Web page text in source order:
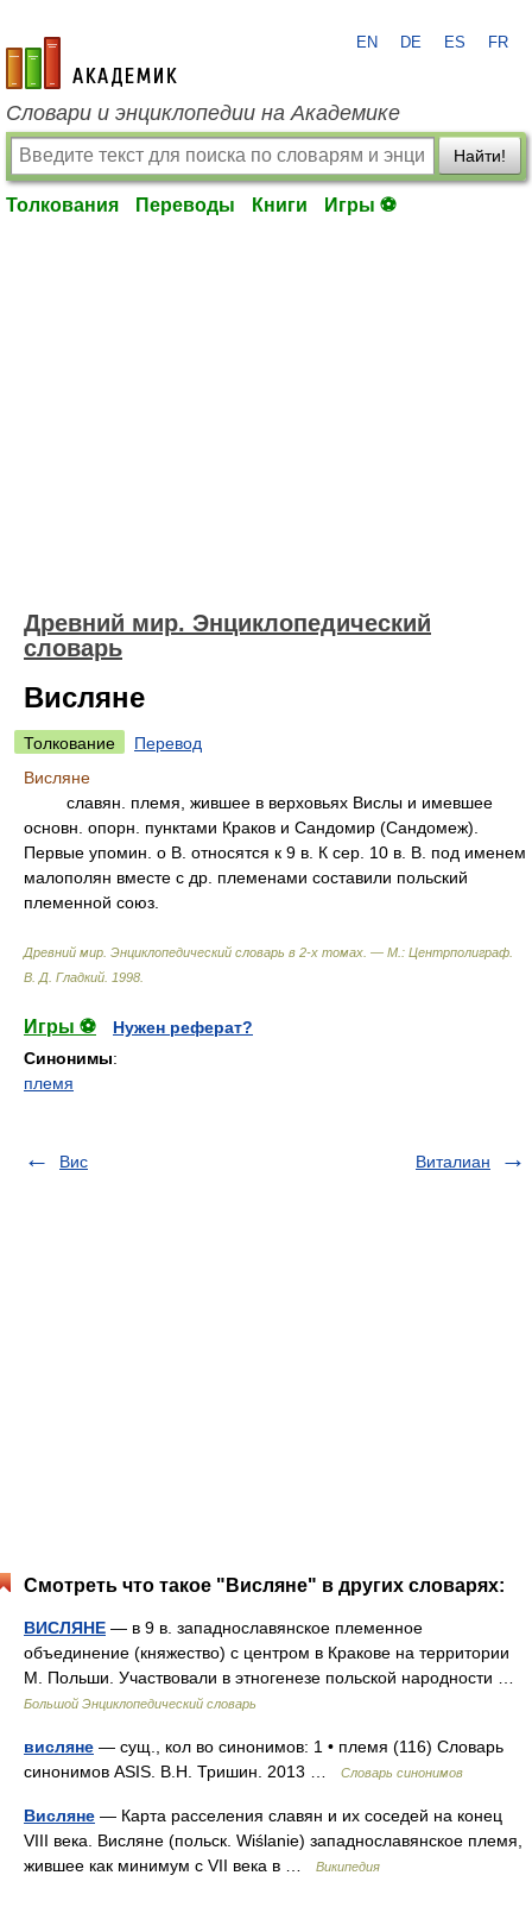
academic.ru
EN DE ES FR
Словари и энциклопедии на Академике
Найти!
Толкования Переводы Книги Игры ⚽
Древний мир. Энциклопедический
словарь
Висляне
Толкование
Перевод
Висляне
славян. племя, жившее в верховьях Вислы и имевшее
основн. опорн. пунктами Краков и Сандомир (Сандомеж).
Первые упомин. о В. относятся к 9 в. К сер. 10 в. В. под именем
малополян вместе с др. племенами составили польский
племенной союз.
Древний мир. Энциклопедический словарь в 2-х томах. — М.: Центрполиграф
В. Д. Гладкий 1998
Игры ⚽
Нужен реферат?
Синонимы:
племя
Вис Виталиан
Смотреть что такое "Висляне" в других словарях:
ВИСЛЯНЕ — в 9 в. западнославянское племенное
объединение (княжество) с центром в Кракове на территории
М. Польши. Участвовали в этногенезе польской народности …
Большой Энциклопедический словарь
висляне — сущ., кол во синонимов: 1 • племя (116) Словарь
синонимов ASIS. В.Н. Тришин. 2013 …
Словарь синонимов
Висляне — Карта расселения славян и их соседей на конец
VIII века. Висляне (польск. Wiślanie) западнославянское племя,
жившее как минимум с VII века в …
Википедия